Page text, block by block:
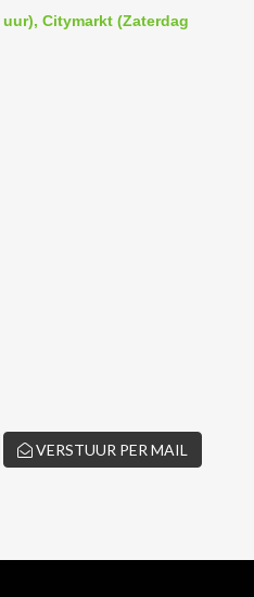
Citymarkt (Zaterdag
VERSTUUR PER MAIL